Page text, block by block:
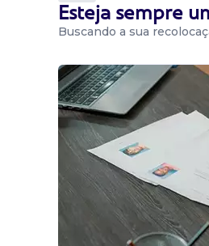
Esteja sempre
Buscando a sua